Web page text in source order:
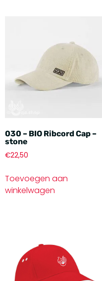
030 – BIO Ribcord Cap –
stone
€22,50
Toevoegen aan
winkelwagen